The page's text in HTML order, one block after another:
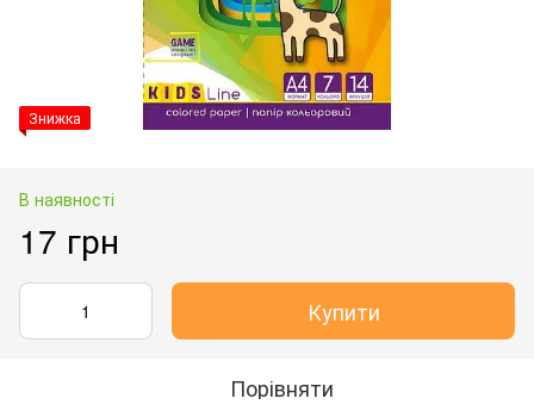
Знижка
В наявності
17 грн
Купити
Порівняти